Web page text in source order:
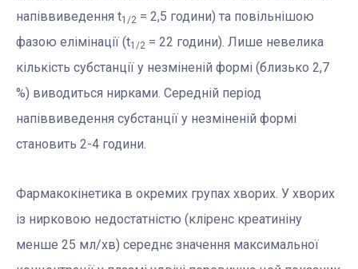
напіввиведення t1/2 = 2,5 години) та повільнішою
фазою елімінації (t1/2 = 22 години). Лише невелика
кількість субстанції у незміненій формі (близько 2,7
%) виводиться нирками. Середній період
напіввиведення субстанції у незміненій формі
становить 2-4 години.
Фармакокінетика в окремих групах хворих. У хворих
із нирковою недостатністю (кліренс креатиніну
менше 25 мл/хв) середнє значення максимальної